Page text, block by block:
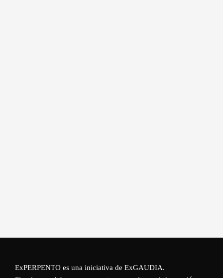
ExPERPENTO es una iniciativa de ExGAUDIA.